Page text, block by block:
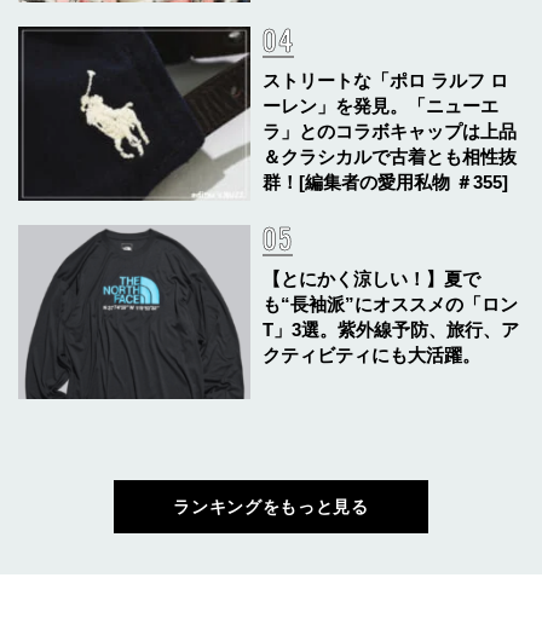
ストリートな「ポロ ラルフ ロ
ーレン」を発見。「ニューエ
ラ」とのコラボキャップは上品
＆クラシカルで古着とも相性抜
群！[編集者の愛用私物 ＃355]
【とにかく涼しい！】夏で
も“長袖派”にオススメの「ロン
T」3選。紫外線予防、旅行、ア
クティビティにも大活躍。
ランキングをもっと見る